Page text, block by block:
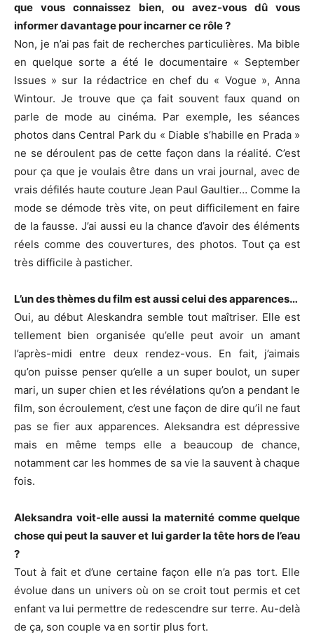
que vous connaissez bien, ou avez-vous dû vous
informer davantage pour incarner ce rôle ?
Non, je n’ai pas fait de recherches particulières. Ma bible
en quelque sorte a été le documentaire « September
Issues » sur la rédactrice en chef du « Vogue », Anna
Wintour. Je trouve que ça fait souvent faux quand on
parle de mode au cinéma. Par exemple, les séances
photos dans Central Park du « Diable s’habille en Prada »
ne se déroulent pas de cette façon dans la réalité. C’est
pour ça que je voulais être dans un vrai journal, avec de
vrais défilés haute couture Jean Paul Gaultier… Comme la
mode se démode très vite, on peut difficilement en faire
de la fausse. J’ai aussi eu la chance d’avoir des éléments
réels comme des couvertures, des photos. Tout ça est
très difficile à pasticher.
L’un des thèmes du film est aussi celui des apparences…
Oui, au début Aleskandra semble tout maîtriser. Elle est
tellement bien organisée qu’elle peut avoir un amant
l’après-midi entre deux rendez-vous. En fait, j’aimais
qu’on puisse penser qu’elle a un super boulot, un super
mari, un super chien et les révélations qu’on a pendant le
film, son écroulement, c’est une façon de dire qu’il ne faut
pas se fier aux apparences. Aleksandra est dépressive
mais en même temps elle a beaucoup de chance,
notamment car les hommes de sa vie la sauvent à chaque
fois.
Aleksandra voit-elle aussi la maternité comme quelque
chose qui peut la sauver et lui garder la tête hors de l’eau
?
Tout à fait et d’une certaine façon elle n’a pas tort. Elle
évolue dans un univers où on se croit tout permis et cet
enfant va lui permettre de redescendre sur terre. Au-delà
de ça, son couple va en sortir plus fort.